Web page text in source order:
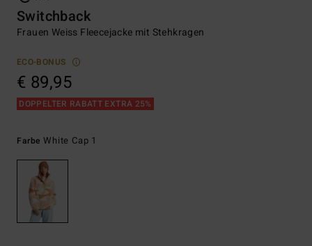
Switchback
Frauen Weiss Fleecejacke mit Stehkragen
ECO-BONUS
€ 89,95
DOPPELTER RABATT EXTRA 25%
FarbeWhite Cap 1